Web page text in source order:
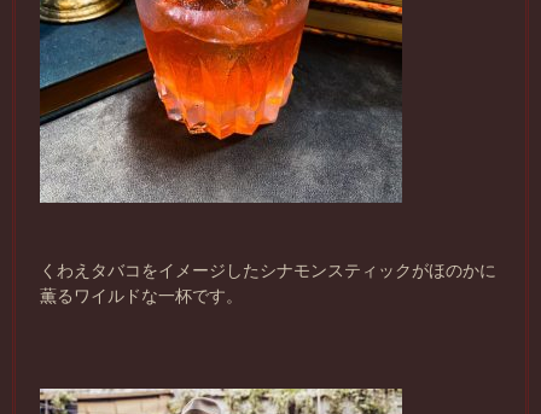
くわえタバコをイメージしたシナモンスティックがほのかに
薫るワイルドな一杯です。